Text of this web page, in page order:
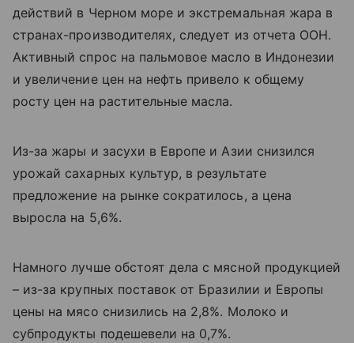
действий в Черном море и экстремальная жара в
странах-производителях, следует из отчета ООН.
Активный спрос на пальмовое масло в Индонезии
и увеличение цен на нефть привело к общему
росту цен на растительные масла.
Из-за жары и засухи в Европе и Азии снизился
урожай сахарных культур, в результате
предложение на рынке сократилось, а цена
выросла на 5,6%.
Намного лучше обстоят дела с мясной продукцией
– из-за крупных поставок от Бразилии и Европы
цены на мясо снизились на 2,8%. Молоко и
субпродукты подешевели на 0,7%.